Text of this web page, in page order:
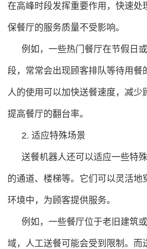
在高峰时段发挥重要作用，快速处
保餐厅的服务质量不受影响。
例如，一些热门餐厅在节假日
段，常常会出现顾客排队等待用餐
人的使用可以加快送餐速度，减少
提高餐厅的翻台率。
2. 适应特殊场景
送餐机器人还可以适应一些特
的通道、楼梯等。它们可以灵活地
环境中，为顾客提供服务。
例如，一些餐厅位于老旧建筑
域，人工送餐可能会受到限制。而